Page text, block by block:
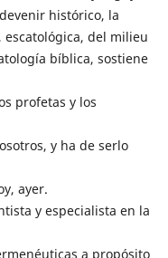
histórico, la
del milieu
bíblica, sostiene
profetas y los
y ha de serlo
ayer.
y especialista en la
a propósito